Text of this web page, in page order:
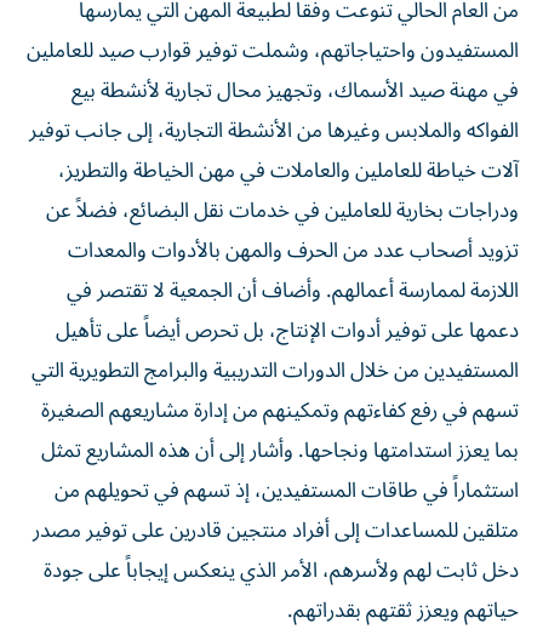
من العام الحالي تنوعت وفقاً لطبيعة المهن التي يمارسها
المستفيدون واحتياجاتهم، وشملت توفير قوارب صيد للعاملين
في مهنة صيد الأسماك، وتجهيز محال تجارية لأنشطة بيع
الفواكه والملابس وغيرها من الأنشطة التجارية، إلى جانب توفير
آلات خياطة للعاملين والعاملات في مهن الخياطة والتطريز،
ودراجات بخارية للعاملين في خدمات نقل البضائع، فضلاً عن
تزويد أصحاب عدد من الحرف والمهن بالأدوات والمعدات
اللازمة لممارسة أعمالهم. وأضاف أن الجمعية لا تقتصر في
دعمها على توفير أدوات الإنتاج، بل تحرص أيضاً على تأهيل
المستفيدين من خلال الدورات التدريبية والبرامج التطويرية التي
تسهم في رفع كفاءتهم وتمكينهم من إدارة مشاريعهم الصغيرة
بما يعزز استدامتها ونجاحها. وأشار إلى أن هذه المشاريع تمثل
استثماراً في طاقات المستفيدين، إذ تسهم في تحويلهم من
متلقين للمساعدات إلى أفراد منتجين قادرين على توفير مصدر
دخل ثابت لهم ولأسرهم، الأمر الذي ينعكس إيجاباً على جودة
حياتهم ويعزز ثقتهم بقدراتهم.